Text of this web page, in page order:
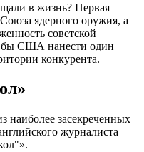
в жизнь? Первая
ядерного оружия, а
советской
бы США нанести один
конкурента.
наиболее засекреченных
журналиста